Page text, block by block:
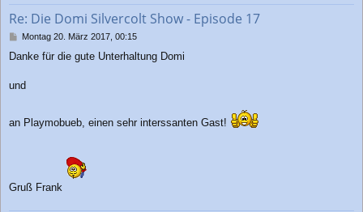
Re: Die Domi Silvercolt Show - Episode 17
B
i
r
Montag 20. März 2017, 00:15
Danke für die gute Unterhaltung Domi
und
an Playmobueb, einen sehr interssanten Gast!
Gruß Frank